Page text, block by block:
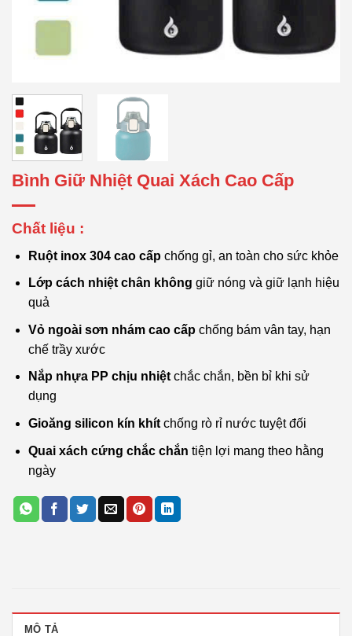
Bình Giữ Nhiệt Quai Xách Cao Cấp
Chất liệu :
Ruột inox 304 cao cấp chống gỉ, an toàn cho sức khỏe
Lớp cách nhiệt chân không giữ nóng và giữ lạnh hiệu
quả
Vỏ ngoài sơn nhám cao cấp chống bám vân tay, hạn
chế trầy xước
Nắp nhựa PP chịu nhiệtchắc chắn, bền bỉ khi sử
dụng
Gioăng silicon kín khítchống rò rỉ nước tuyệt đối
Quai xách cứng chắc chắn tiện lợi mang theo hằng
ngày
MÔ TẢ